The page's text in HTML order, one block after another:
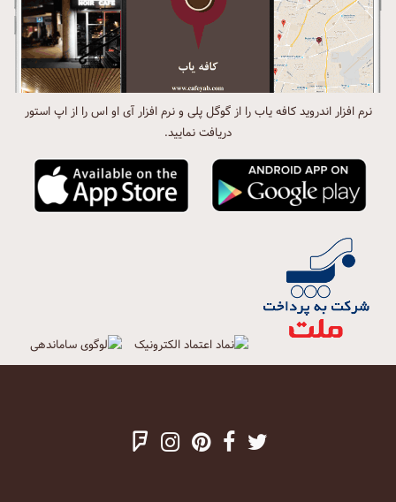
نرم افزار اندروید کافه یاب را از گوگل پلی و نرم افزار آی او اس را از اپ استور
دریافت نمایید.